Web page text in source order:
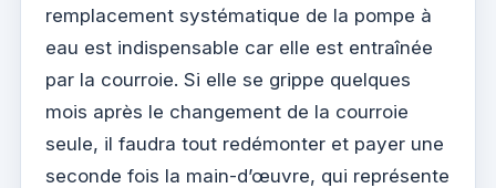
remplacement systématique de la pompe à
eau est indispensable car elle est entraînée
par la courroie. Si elle se grippe quelques
mois après le changement de la courroie
seule, il faudra tout redémonter et payer une
seconde fois la main-d’œuvre, qui représente